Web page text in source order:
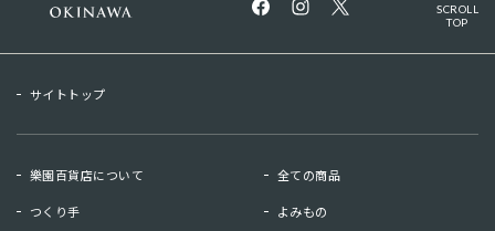
SCROLL
TOP
サイトトップ
樂園百貨店について 全ての商品
つくり手 よみもの